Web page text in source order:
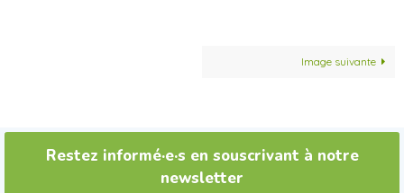
Image suivante
Restez informé·e·s en souscrivant à notre
newsletter